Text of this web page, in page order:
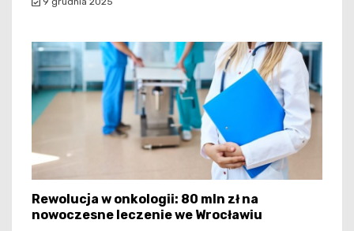
Rewolucja w onkologii: 80 mln zł na
nowoczesne leczenie we Wrocławiu